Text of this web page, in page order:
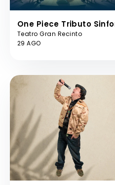
One Piece Tributo
Teatro Gran Recinto
29 AGO